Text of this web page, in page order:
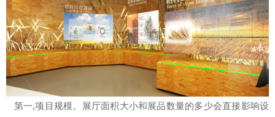
第一,项目规模。展厅面积大小和展品数量的多少会直接影响设